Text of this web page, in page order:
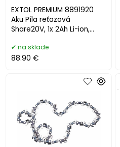
EXTOL PREMIUM 8891920
Aku Píla reťazová
Share20V, 1x 2Ah Li-ion,
na sklade
88.90 €
.